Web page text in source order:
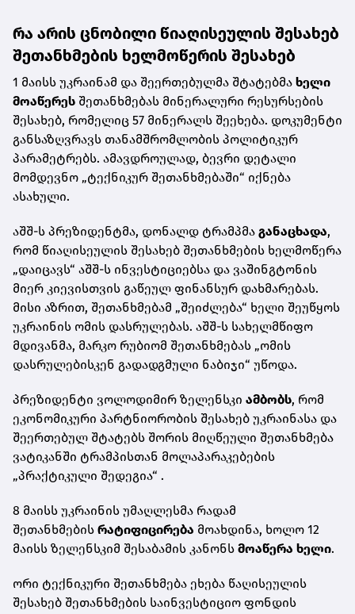
რა არის ცნობილი წიაღისეულის შესახებ
შეთანხმების ხელმოწერის შესახებ
1 მაისს უკრაინამ და შეერთებულმა შტატებმა ხელი
მოაწერეს შეთანხმებას მინერალური რესურსების
შესახებ, რომელიც 57 მინერალს შეეხება. დოკუმენტი
განსაზღვრავს თანამშრომლობის პოლიტიკურ
პარამეტრებს. ამავდროულად, ბევრი დეტალი
მომდევნო „ტექნიკურ შეთანხმებაში“ იქნება
ასახული.
აშშ-ს პრეზიდენტმა, დონალდ ტრამპმა განაცხადა,
რომ წიაღისეულის შესახებ შეთანხმების ხელმოწერა
„დაიცავს“ აშშ-ს ინვესტიციებსა და ვაშინგტონის
მიერ კიევისთვის გაწეულ ფინანსურ დახმარებას.
მისი აზრით, შეთანხმებამ „შეიძლება“ ხელი შეუწყოს
უკრაინის ომის დასრულებას. აშშ-ს სახელმწიფო
მდივანმა, მარკო რუბიომ შეთანხმებას „ომის
დასრულებისკენ გადადგმული ნაბიჯი“ უწოდა.
პრეზიდენტი ვოლოდიმირ ზელენსკი ამბობს, რომ
ეკონომიკური პარტნიორობის შესახებ უკრაინასა და
შეერთებულ შტატებს შორის მიღწეული შეთანხმება
ვატიკანში ტრამპისთან მოლაპარაკებების
„პრაქტიკული შედეგია“ .
8 მაისს უკრაინის უმაღლესმა რადამ
შეთანხმების რატიფიცირება მოახდინა, ხოლო 12
მაისს ზელენსკიმ შესაბამის კანონს მოაწერა ხელი.
ორი ტექნიკური შეთანხმება ეხება წაღისეულის
შესახებ შეთანხმების საინვესტიციო ფონდის